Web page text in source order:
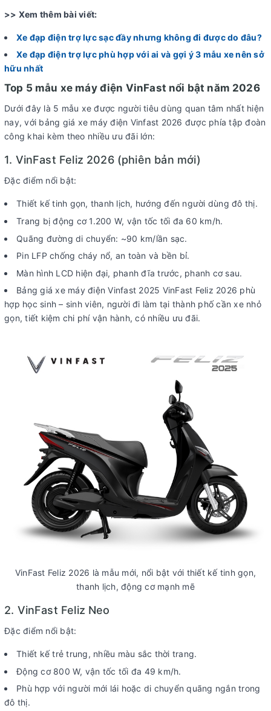
>> Xem thêm bài viết:
Xe đạp điện trợ lực sạc đầy nhưng không đi được do đâu?
Xe đạp điện trợ lực phù hợp với ai và gợi ý 3 mẫu xe nên sở
hữu nhất
Top 5 mẫu xe máy điện VinFast nổi bật năm 2026
Dưới đây là 5 mẫu xe được người tiêu dùng quan tâm nhất hiện
nay, với bảng giá xe máy điện Vinfast 2026 được phía tập đoàn
công khai kèm theo nhiều ưu đãi lớn:
1. VinFast Feliz 2026 (phiên bản mới)
Đặc điểm nổi bật:
Thiết kế tinh gọn, thanh lịch, hướng đến người dùng đô thị.
Trang bị động cơ 1.200 W, vận tốc tối đa 60 km/h.
Quãng đường di chuyển: ~90 km/lần sạc.
Pin LFP chống cháy nổ, an toàn và bền bỉ.
Màn hình LCD hiện đại, phanh đĩa trước, phanh cơ sau.
Bảng giá xe máy điện Vinfast 2025 VinFast Feliz 2026 phù
hợp học sinh – sinh viên, người đi làm tại thành phố cần xe nhỏ
gọn, tiết kiệm chi phí vận hành, có nhiều ưu đãi.
VinFast Feliz 2026 là mẫu mới, nổi bật với thiết kế tinh gọn,
thanh lịch, động cơ mạnh mẽ
2. VinFast Feliz Neo
Đặc điểm nổi bật:
Thiết kế trẻ trung, nhiều màu sắc thời trang.
Động cơ 800 W, vận tốc tối đa 49 km/h.
Phù hợp với người mới lái hoặc di chuyển quãng ngắn trong
đô thị.